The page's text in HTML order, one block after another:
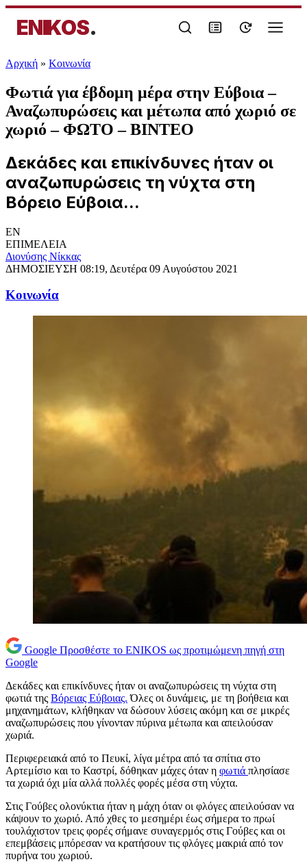
ENIKOS.
Αρχική » Κοινωνία
Φωτιά για έβδομη μέρα στην Εύβοια –
Αναζωπυρώσεις και μέτωπα από χωριό σε
χωριό – ΦΩΤΟ – ΒΙΝΤΕΟ
Δεκάδες και επικίνδυνες ήταν oι
αναζωπυρώσεις τη νύχτα στη
Βόρειο Εύβοια...
EN
ΕΠΙΜΕΛΕΙΑ
Διονύσης Νίκκας
ΔΗΜΟΣΙΕΥΣΗ 08:19, Δευτέρα 09 Αυγούστου 2021
Κοινωνία
Google Προσθέστε το ENIKOS ως προτιμώμενη πηγή στη
Google
Δεκάδες και επικίνδυνες ήταν oι αναζωπυρώσεις τη νύχτα στη
φωτιά της Βόρειας Εύβοιας. Όλες οι δυνάμεις, με τη βοήθεια και
μηχανημάτων, κλήθηκαν να δώσουν λύσεις ακόμη και σε μικρές
αναζωπυρώσεις που γίνονταν πύρινα μέτωπα και απειλούσαν
χωριά.
Περιφερειακά από το Πευκί, λίγα μέτρα από τα σπίτια στο
Αρτεμίσιο και το Καστρί, δόθηκαν μάχες όταν η φωτιά πλησίασε
τα χωριά όχι μία αλλά πολλές φορές μέσα στη νύχτα.
Στις Γούβες ολονύκτια ήταν η μάχη όταν οι φλόγες απειλούσαν να
κάψουν το χωριό. Από χθες το μεσημέρι έως σήμερα το πρωί
τουλάχιστον τρεις φορές σήμανε συναγερμός στις Γούβες και οι
επεμβάσεις μπόρεσαν να κρατήσουν τις φλόγες μακριά από τον
πυρήνα του χωριού.